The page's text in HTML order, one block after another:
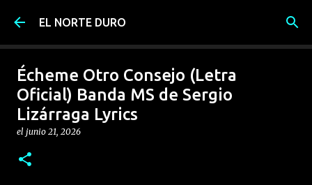
Ir al contenido principal
EL NORTE DURO
Écheme Otro Consejo (Letra
Oficial) Banda MS de Sergio
Lizárraga Lyrics
el junio 21, 2026